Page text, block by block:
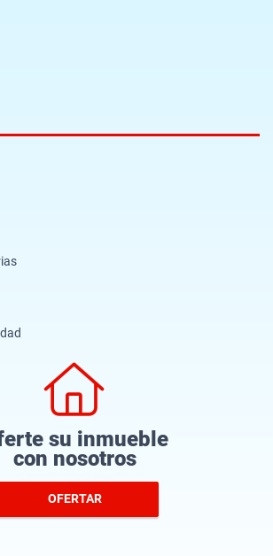
su inmueble
con nosotros
OFERTAR